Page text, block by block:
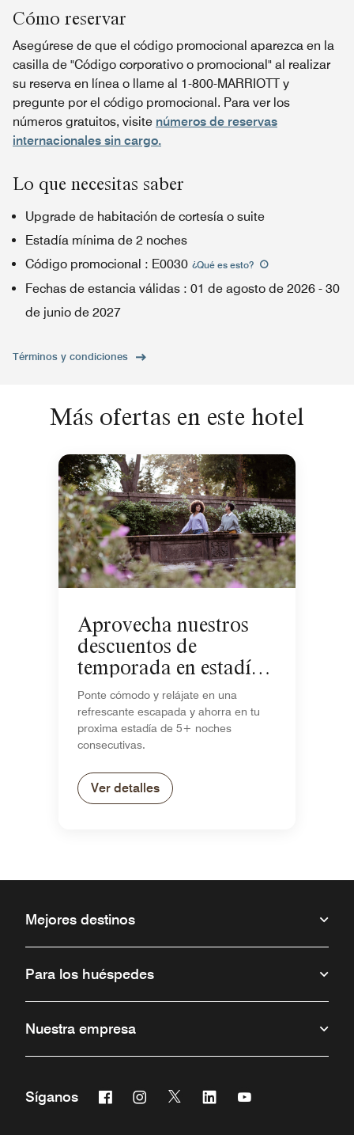
Cómo reservar
Asegúrese de que el código promocional aparezca en la
casilla de "Código corporativo o promocional" al realizar
su reserva en línea o llame al 1-800-MARRIOTT y
pregunte por el código promocional. Para ver los
números gratuitos, visite números de reservas
internacionales sin cargo.
Lo que necesitas saber
Upgrade de habitación de cortesía o suite
Estadía mínima de 2 noches
Código promocional : E0030 ¿Qué es esto?
Fechas de estancia válidas : 01 de agosto de 2026 - 30
de junio de 2027
Términos y condiciones
Más ofertas en este hotel
Aprovecha nuestros
descuentos de
temporada en estadías
de 5+ noches
Ponte cómodo y relájate en una
refrescante escapada y ahorra en tu
proxima estadía de 5+ noches
consecutivas.
Ver detalles
Mejores destinos
Para los huéspedes
Nuestra empresa
Síganos Facebook
Abre una ventana nueva
Instagram
Abre una ventana nueva
Twitter
Abre una ventana nueva
Linkedin
Abre una ventana nueva
Abre una ventana